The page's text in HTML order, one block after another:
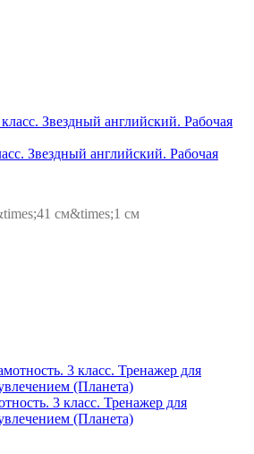
Звездный английский. Рабочая
см&times;1 см
3 класс. Тренажер для
(Планета)